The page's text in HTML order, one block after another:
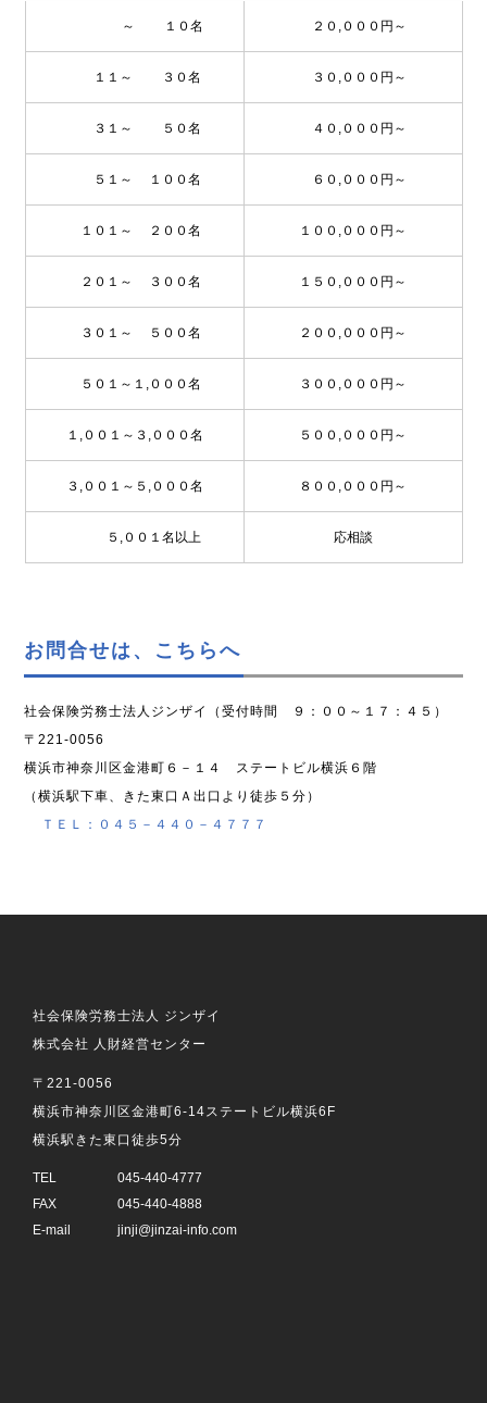
～ １０名 ２０,０００円～
１１～ ３０名 ３０,０００円～
３１～ ５０名 ４０,０００円～
５１～ １００名 ６０,０００円～
１０１～ ２００名 １００,０００円～
２０１～ ３００名 １５０,０００円～
３０１～ ５００名 ２００,０００円～
５０１～１,０００名 ３００,０００円～
１,００１～３,０００名 ５００,０００円～
３,００１～５,０００名 ８００,０００円～
５,００１名以上 応相談
お問合せは、こちらへ
社会保険労務士法人ジンザイ（受付時間 ９：００～１７：４５）
〒221-0056
横浜市神奈川区金港町６－１４ ステートビル横浜６階
（横浜駅下車、きた東口Ａ出口より徒歩５分）
ＴＥＬ：０４５－４４０－４７７７
社会保険労務士法人 ジンザイ
株式会社 人財経営センター
〒221-0056
横浜市神奈川区金港町6-14ステートビル横浜6F
横浜駅きた東口徒歩5分
TEL
045-440-4777
FAX
045-440-4888
E-mail
jinji@jinzai-info.com